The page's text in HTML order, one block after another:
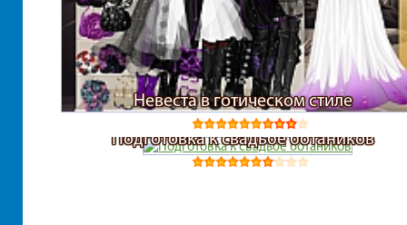
Невеста в готическом стиле
Подготовка к свадьбе ботаников